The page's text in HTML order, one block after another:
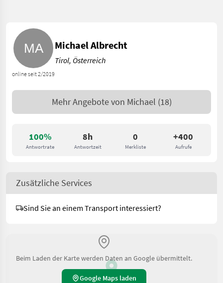
100%
Antwortrate
8h
Antwortzeit
0
Merkliste
+400
Aufrufe
online seit 2/2019
Michael Albrecht
Tirol, Österreich
Mehr Angebote von Michael (18)
Zusätzliche Services
Sind Sie an einem Transport interessiert?
Beim Laden der Karte werden Daten an Google übermittelt.
Google Maps laden